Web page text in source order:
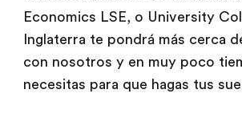
Economics LSE, o University
Inglaterra te pondrá más cerca
con nosotros y en muy poco
necesitas para que hagas tus